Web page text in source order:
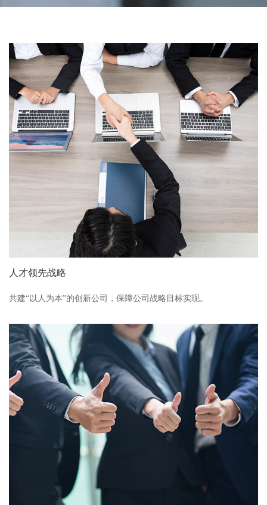
人才领先战略
共建“以人为本”的创新公司，保障公司战略目标实现。